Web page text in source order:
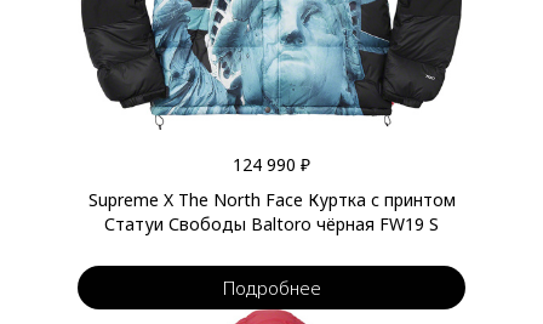
124 990 ₽
Supreme X The North Face Куртка с принтом
Статуи Свободы Baltoro чёрная FW19 S
Подробнее